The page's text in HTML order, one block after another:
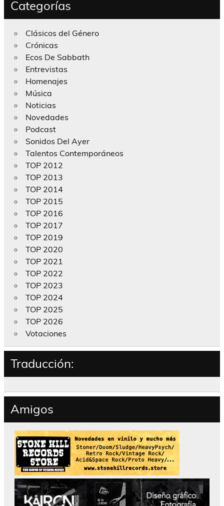
Categorías
Clásicos del Género
Crónicas
Ecos De Sabbath
Entrevistas
Homenajes
Música
Noticias
Novedades
Podcast
Sonidos Del Ayer
Talentos Contemporáneos
TOP 2012
TOP 2013
TOP 2014
TOP 2015
TOP 2016
TOP 2017
TOP 2019
TOP 2020
TOP 2021
TOP 2022
TOP 2023
TOP 2024
TOP 2025
TOP 2026
Votaciones
Traducción:
Amigos